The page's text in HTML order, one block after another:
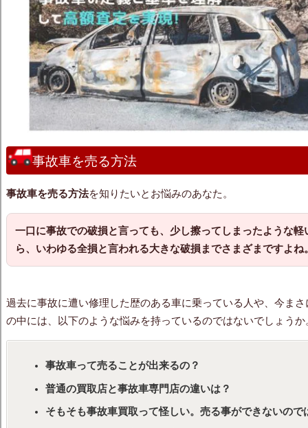
事故車を売る方法
事故車を売る方法を知りたいとお悩みのあなた。
一口に事故での破損と言っても、少し擦ってしまったような軽
ら、いわゆる全損と言われる大きな破損までさまざまですよね
過去に事故に遭い修理した歴のある車に乗っている人や、今ま
の中には、以下のような悩みを持っているのではないでしょうか
事故車って売ることが出来るの？
普通の買取店と事故車専門店の違いは？
そもそも事故車買取って怪しい。売る事ができないので